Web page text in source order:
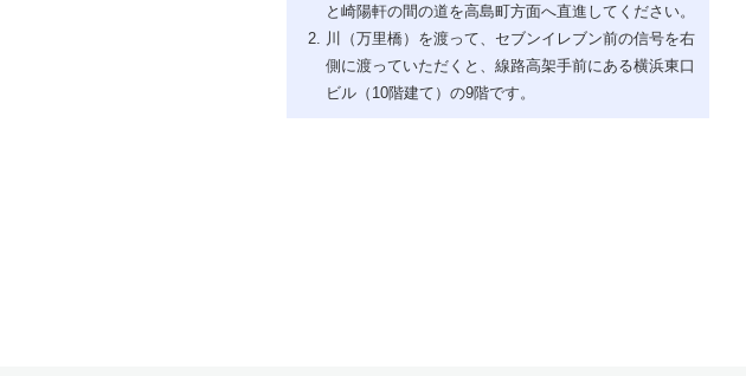
と崎陽軒の間の道を高島町方面へ直進してください。
川（万里橋）を渡って、セブンイレブン前の信号を右
側に渡っていただくと、線路高架手前にある横浜東口
ビル（10階建て）の9階です。